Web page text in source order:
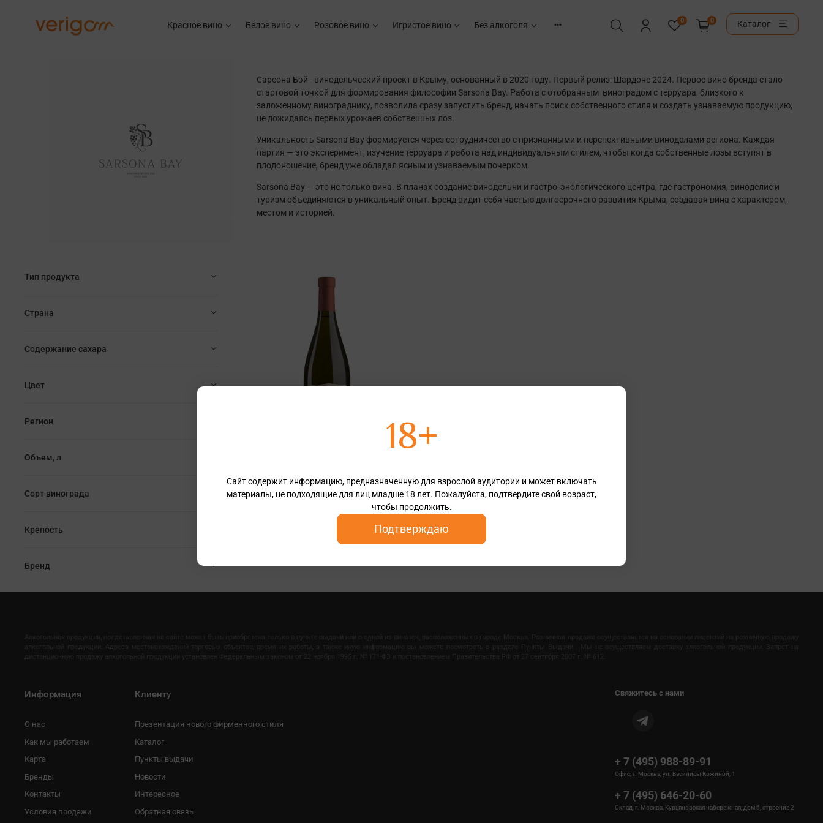
0 0 Каталог
Красное вино Белое вино Розовое вино Игристое вино Без алкоголя
Сарсона Бэй - винодельческий проект в Крыму, основанный в 2020 году. Первый релиз: Шардоне 2024. Первое вино бренда стало
стартовой точкой для формирования философии Sarsona Bay. Работа с отобранным виноградом с терруара, близкого к
заложенному винограднику, позволила сразу запустить бренд, начать поиск собственного стиля и создать узнаваемую продукцию,
не дожидаясь первых урожаев собственных лоз.
Уникальность Sarsona Bay формируется через сотрудничество с признанными и перспективными виноделами региона. Каждая
партия — это эксперимент, изучение терруара и работа над индивидуальным стилем, чтобы когда собственные лозы вступят в
плодоношение, бренд уже обладал ясным и узнаваемым почерком.
Sarsona Bay — это не только вина. В планах создание винодельни и гастро‑энологического центра, где гастрономия, виноделие и
туризм объединяются в уникальный опыт. Бренд видит себя частью долгосрочного развития Крыма, создавая вина с характером,
местом и историей.
Россия, Крым
3 910 ₽
Тип продукта
Страна
Содержание сахара
Цвет
Регион
Объем, л
Сорт винограда
Крепость
Бренд
Информация
О нас
Как мы работаем
Карта
Бренды
Контакты
Условия продажи
Клиенту
Презентация нового фирменного стиля
Каталог
Пункты выдачи
Новости
Интересное
Обратная связь
Свяжитесь с нами
+ 7 (495) 988-89-91
Офис, г. Москва, ул. Василисы Кожиной, 1
+ 7 (495) 646-20-60
Склад, г. Москва, Курьяновская набережная, дом 6, строение 2
18+
Сайт содержит информацию, предназначенную для взрослой аудитории и может включать
материалы, не подходящие для лиц младше 18 лет. Пожалуйста, подтвердите свой возраст,
чтобы продолжить.
Подтверждаю